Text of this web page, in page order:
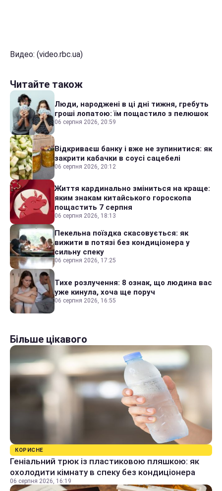
Видео: (video.rbc.ua)
Читайте також
Люди, народжені в ці дні тижня, гребуть
гроші лопатою: їм пощастило з пелюшок
06 серпня 2026, 20:59
Відкриваєш банку і вже не зупинитися: як
закрити кабачки в соусі сацебелі
06 серпня 2026, 20:12
Життя кардинально зміниться на краще:
яким знакам китайського гороскопа
пощастить 7 серпня
06 серпня 2026, 18:13
Пекельна поїздка скасовується: як
вижити в потязі без кондиціонера у
сильну спеку
06 серпня 2026, 17:25
Тихе розлучення: 8 ознак, що людина вас
уже кинула, хоча ще поруч
06 серпня 2026, 16:55
Більше цікавого
КОРИСНЕ
Геніальний трюк із пластиковою пляшкою: як
охолодити кімнату в спеку без кондиціонера
06 серпня 2026, 16:19